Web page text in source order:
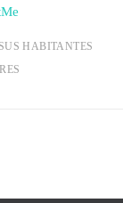
SUS HABITANTES